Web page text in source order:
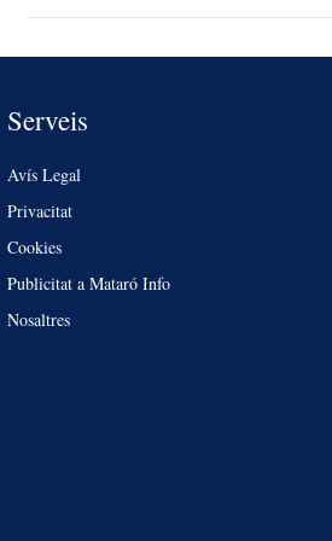
Serveis
Avís Legal
Privacitat
Cookies
Publicitat a Mataró Info
Nosaltres